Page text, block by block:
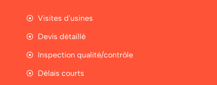
Visites d'usines
Devis détaillé
Inspection qualité/contrôle
Délais courts